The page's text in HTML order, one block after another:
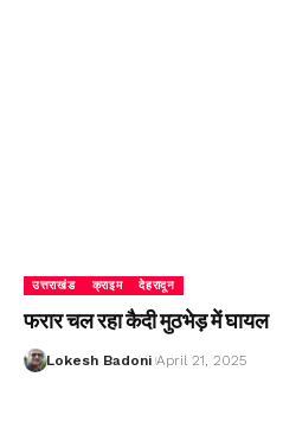
उत्तराखंड क्राइम देहरादून
फरार चल रहा कैदी मुठभेड़ में घायल
Lokesh Badoni April 21, 2025